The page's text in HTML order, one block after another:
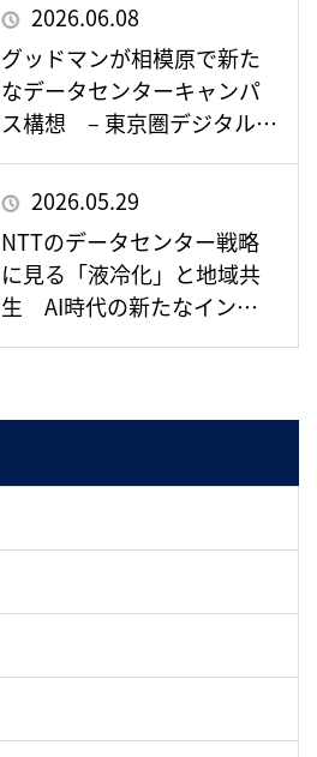
2026.06.08
グッドマンが相模原で新た
なデータセンターキャンパ
ス構想 – 東京圏デジタルイ
ンフラの重要拠点として存
在感を増すか –
2026.05.29
NTTのデータセンター戦略
に見る「液冷化」と地域共
生 AI時代の新たなインフ
ラ整備とは